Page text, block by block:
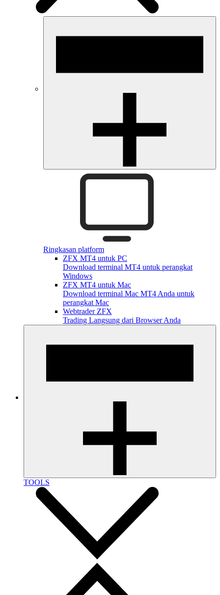
Ringkasan platform
ZFX MT4 untuk PC
Download terminal MT4 untuk perangkat
Windows
ZFX MT4 untuk Mac
Download terminal Mac MT4 Anda untuk
perangkat Mac
Webtrader ZFX
Trading Langsung dari Browser Anda
TOOLS